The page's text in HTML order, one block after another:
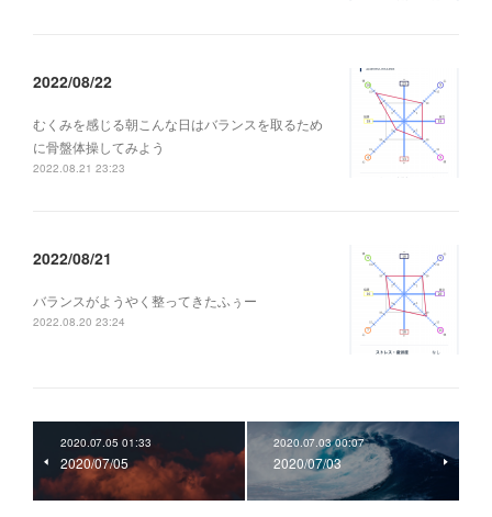
2022/08/22
むくみを感じる朝こんな日はバランスを取るため
に骨盤体操してみよう
2022.08.21 23:23
2022/08/21
バランスがようやく整ってきたふぅー
2022.08.20 23:24
2020.07.05 01:33
2020/07/05
2020.07.03 00:07
2020/07/03